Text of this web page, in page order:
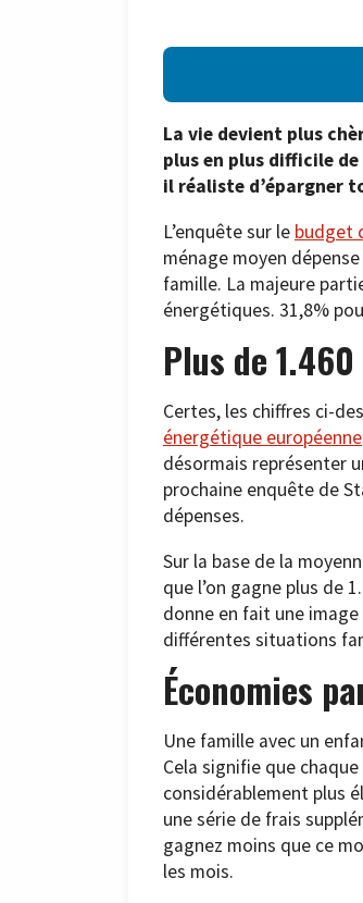
La vie devient plus
plus en plus difficile
il réaliste d’épargner
L’enquête sur le budget
ménage moyen
famille. La majeure
énergétiques. 31,8%
Plus de
Certes, les chiffres ci-
énergétique européenne
désormais représenter
prochaine enquête de
dépenses.
Sur la base de la
que l’on gagne plus de
donne en fait une
différentes situations
Économies
Une famille avec un
Cela signifie que
considérablement plus
une série de frais
gagnez moins que ce
les mois.